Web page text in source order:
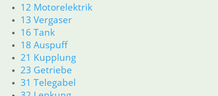
12 Motorelektrik
13 Vergaser
16 Tank
18 Auspuff
21 Kupplung
23 Getriebe
31 Telegabel
3,90€
Artikelnummer:
1369833
inkl. MwSt.
zzgl.
Versandkosten
Nicht mehr
Lieferbar.